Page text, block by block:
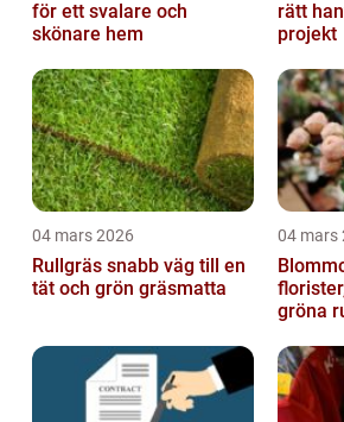
för ett svalare och
skönare hem
rätt
projekt
04 mars 2026
Rullgräs snabb väg till en
tät och grön gräsmatta
04 mars
gröna